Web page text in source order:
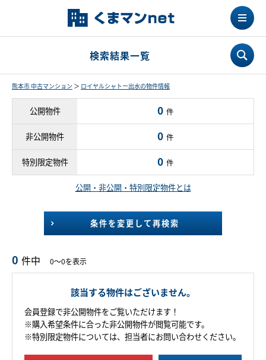
検索結果一覧
熊本市 中古マンション ＞ ロイヤルシャトー出水の物件情報
公開物件 0 件
非公開物件 0 件
特別限定物件 0 件
公開・非公開・特別限定物件とは
条件を変更して再検索
0 件中 0～0を表示
該当する物件はございません。
会員登録で非公開物件をご覧いただけます！
※購入希望条件に合った非公開物件が閲覧可能です。
※特別限定物件については、担当者にお問い合わせください。